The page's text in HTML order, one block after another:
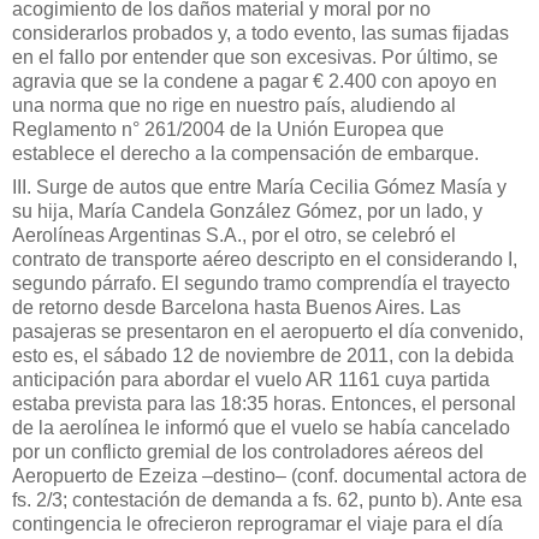
acogimiento de los daños material y moral por no
considerarlos probados y, a todo evento, las sumas fijadas
en el fallo por entender que son excesivas. Por último, se
agravia que se la condene a pagar € 2.400 con apoyo en
una norma que no rige en nuestro país, aludiendo al
Reglamento n° 261/2004 de la Unión Europea que
establece el derecho a la compensación de embarque.
III. Surge de autos que entre María Cecilia Gómez Masía y
su hija, María Candela González Gómez, por un lado, y
Aerolíneas Argentinas S.A., por el otro, se celebró el
contrato de transporte aéreo descripto en el considerando I,
segundo párrafo. El segundo tramo comprendía el trayecto
de retorno desde Barcelona hasta Buenos Aires. Las
pasajeras se presentaron en el aeropuerto el día convenido,
esto es, el sábado 12 de noviembre de 2011, con la debida
anticipación para abordar el vuelo AR 1161 cuya partida
estaba prevista para las 18:35 horas. Entonces, el personal
de la aerolínea le informó que el vuelo se había cancelado
por un conflicto gremial de los controladores aéreos del
Aeropuerto de Ezeiza –destino– (conf. documental actora de
fs. 2/3; contestación de demanda a fs. 62, punto b). Ante esa
contingencia le ofrecieron reprogramar el viaje para el día